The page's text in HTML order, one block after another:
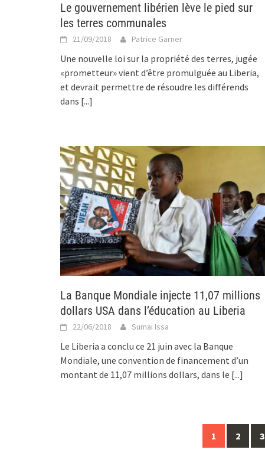
Le gouvernement libérien lève le pied sur
les terres communales
21/09/2018 Patrice Garner
Une nouvelle loi sur la propriété des terres, jugée
«prometteur» vient d’être promulguée au Liberia,
et devrait permettre de résoudre les différends
dans [...]
La Banque Mondiale injecte 11,07 millions
dollars USA dans l’éducation au Liberia
22/06/2018 Sumai Issa
Le Liberia a conclu ce 21 juin avec la Banque
Mondiale, une convention de financement d’un
montant de 11,07 millions dollars, dans le [...]
1 2 3